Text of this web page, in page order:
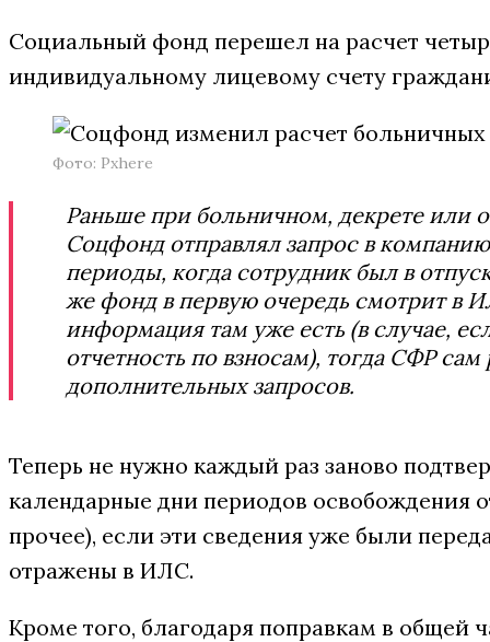
Социальный фонд перешел на расчет
индивидуальному лицевому счету
Фото: Pxhere
Раньше при больничном, декрете или
Соцфонд отправлял запрос в
периоды, когда сотрудник был в
же фонд в первую очередь смотрит в
информация там уже есть (в случае,
отчетность по взносам), тогда СФР
дополнительных запросов.
Теперь не нужно каждый раз заново
календарные дни периодов освобождения
прочее), если эти сведения уже были
отражены в ИЛС.
Кроме того, благодаря поправкам в общей